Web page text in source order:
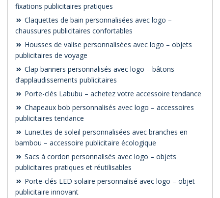
fixations publicitaires pratiques
Claquettes de bain personnalisées avec logo –
chaussures publicitaires confortables
Housses de valise personnalisées avec logo – objets
publicitaires de voyage
Clap banners personnalisés avec logo – bâtons
d’applaudissements publicitaires
Porte-clés Labubu – achetez votre accessoire tendance
Chapeaux bob personnalisés avec logo – accessoires
publicitaires tendance
Lunettes de soleil personnalisées avec branches en
bambou – accessoire publicitaire écologique
Sacs à cordon personnalisés avec logo – objets
publicitaires pratiques et réutilisables
Porte-clés LED solaire personnalisé avec logo – objet
publicitaire innovant